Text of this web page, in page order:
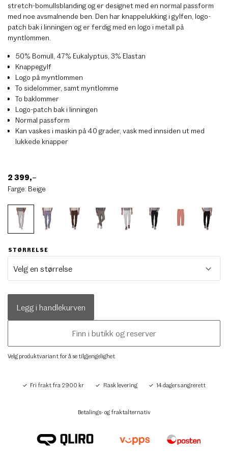
stretch-bomullsblanding og er designet med en normal passform
med noe avsmalnende ben. Den har knappelukking i gylfen, logo-
patch bak i linningen og er ferdig med en logo i metall på
myntlommen.
50% Bomull, 47% Eukalyptus, 3% Elastan
Knappegylf
Logo på myntlommen
To sidelommer, samt myntlomme
To baklommer
Logo-patch bak i linningen
Normal passform
Kan vaskes i maskin på 40 grader, vask med innsiden ut med
lukkede knapper
2 399,–
Farge: Beige
STØRRELSE
Legg i handlekurven
Finn i butikk og reserver
Velg produktvariant for å se tilgjengelighet
Fri frakt fra 2900 kr Rask levering 14 dagers angrerett
Betalings- og fraktalternativ